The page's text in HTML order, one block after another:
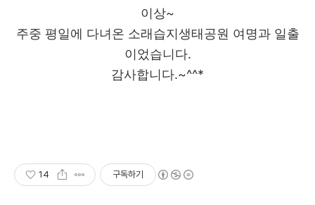
이상~
주중 평일에 다녀온 소래습지생태공원 여명과 일출
이었습니다.
감사합니다.~^^*
14 구독하기